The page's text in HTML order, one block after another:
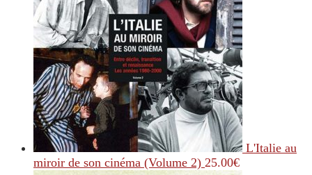
L'Italie au
miroir de son cinéma (Volume 2) 25.00€